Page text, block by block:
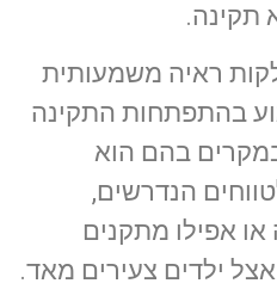
תקינה.
ראיה משמעותית
בהתפתחות התקינה
בהם הוא
הנדרשים,
אפילו מתקנים
ילדים צעירים מאד.